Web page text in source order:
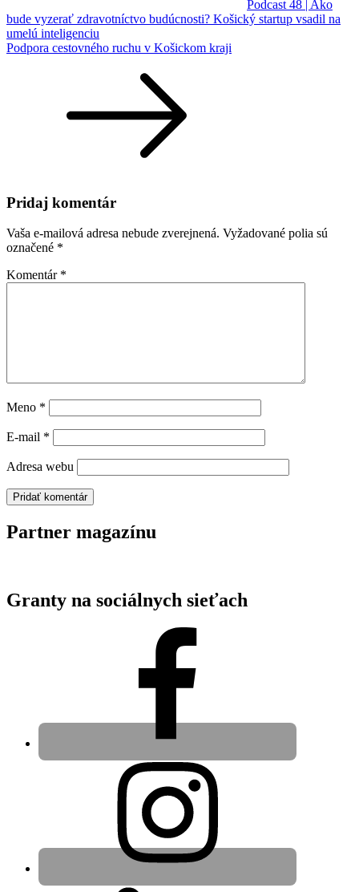
Podcast 48 | Ako
bude vyzerať zdravotníctvo budúcnosti? Košický startup vsadil na
umelú inteligenciu
Podpora cestovného ruchu v Košickom kraji
Pridaj komentár
Vaša e-mailová adresa nebude zverejnená. Vyžadované polia sú
označené *
Komentár *
Meno *
E-mail *
Adresa webu
Partner magazínu
Granty na sociálnych sieťach